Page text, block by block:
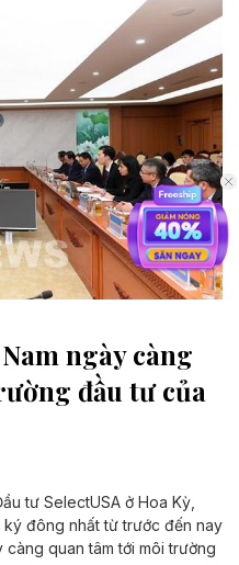
ngày càng
đầu tư của
tư SelectUSA ở Hoa Kỳ,
đông nhất từ trước đến nay
quan tâm tới môi trường